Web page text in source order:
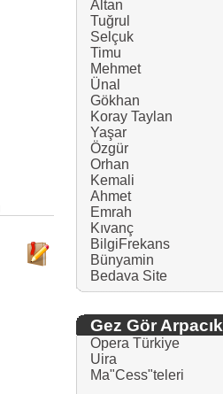
Altan
Tuğrul
Selçuk
Timu
Mehmet
Ünal
Gökhan
Koray Taylan
Yaşar
Özgür
Orhan
Kemali
Ahmet
Emrah
Kıvanç
BilgiFrekans
Bünyamin
Bedava Site
Gez Gör Arpacık
Opera Türkiye
Uira
Ma"Cess"teleri